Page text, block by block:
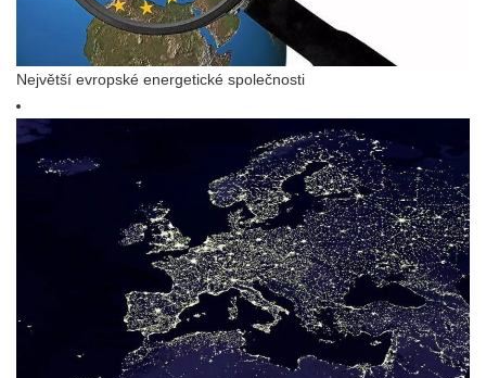
Největší evropské energetické společnosti